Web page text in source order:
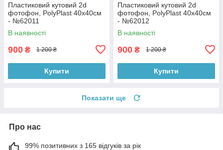
Пластиковий кутовий 2d
фотофон, PolyPlast 40x40см
- №62011
В наявності
900 ₴ 1 200 ₴
Купити
Пластиковий кутовий 2d
фотофон, PolyPlast 40x40см
- №62012
В наявності
900 ₴ 1 200 ₴
Купити
Показати ще
Про нас
99% позитивних з 165 відгуків за рік